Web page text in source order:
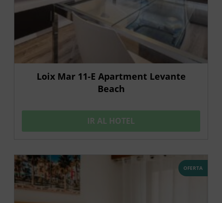
Loix Mar 11-E Apartment Levante
Beach
IR AL HOTEL
OFERTA